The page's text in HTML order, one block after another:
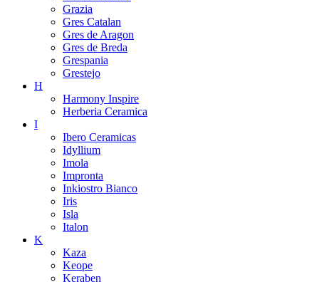
Grazia
Gres Catalan
Gres de Aragon
Gres de Breda
Grespania
Grestejo
H
Harmony Inspire
Herberia Ceramica
I
Ibero Ceramicas
Idyllium
Imola
Impronta
Inkiostro Bianco
Iris
Isla
Italon
K
Kaza
Keope
Keraben